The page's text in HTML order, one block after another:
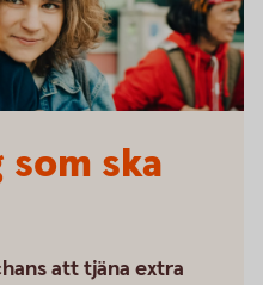
ska
att tjäna extra